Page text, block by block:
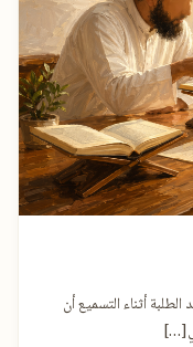
أثناء التسميع أن